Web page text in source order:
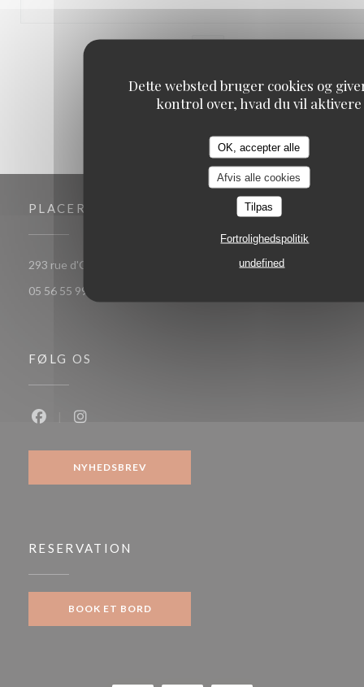
Dette websted bruger cookies og
kontrol over, hvad du vil aktivere
OK, accepter alle
Afvis alle cookies
Tilpas
Fortrolighedspolitik
undefined
PLACERING
293 rue d'Ornano 33000 bordeaux
((åbner i et nyt vindue))
05 56 55 99 37
FØLG OS
NYHEDSBREV
RESERVATION
BOOK ET BORD